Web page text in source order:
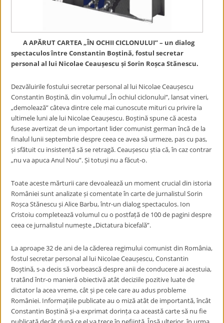
A APĂRUT CARTEA „ÎN OCHII CICLONULUI” – un dialog
spectaculos între Constantin Boștină, fostul secretar
personal al lui Nicolae Ceaușescu și Sorin Roșca Stănescu.
Dezvăluirile fostului secretar personal al lui Nicolae Ceaușescu
Constantin Boștină, din volumul „În ochiul ciclonului”, lansat vineri,
„demolează” câteva dintre cele mai cunoscute mituri cu privire la
ultimele luni ale lui Nicolae Ceaușescu. Boștină spune că acesta
fusese avertizat de un important lider comunist german încă de la
finalul lunii septembrie despre ceea ce avea să urmeze, pas cu pas,
și sfătuit cu insistență să se retragă. Ceaușescu știa că, în caz contrar
„nu va apuca Anul Nou”. Și totuși nu a făcut-o.
Toate aceste mărturii care devoalează un moment crucial din istoria
României sunt analizate și comentate în carte de jurnalistul Sorin
Roșca Stănescu și Alice Barbu, într-un dialog spectaculos. Ion
Cristoiu completează volumul cu o postfață de 100 de pagini despre
ceea ce jurnalistul numește „Dictatura bicefală”.
La aproape 32 de ani de la căderea regimului comunist din România,
fostul secretar personal al lui Nicolae Ceaușescu, Constantin
Boștină, s-a decis să vorbească despre anii de conducere ai acestuia,
tratând într-o manieră obiectivă atât deciziile pozitive luate de
dictator la acea vreme, cât și pe cele care au adus probleme
României. Informațiile publicate au o miză atât de importantă, încât
Constantin Boștină și-a exprimat dorința ca această carte să nu fie